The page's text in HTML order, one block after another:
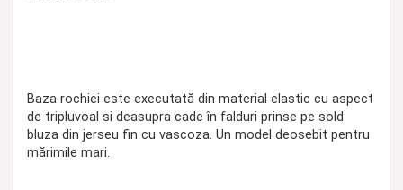
Baza rochiei este executată din material elastic cu aspect
de tripluvoal si deasupra cade în falduri prinse pe sold
bluza din jerseu fin cu vascoza. Un model deosebit pentru
mărimile mari.